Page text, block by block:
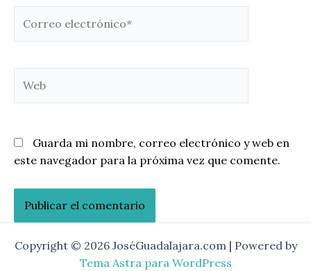
electrónico*
Guarda mi nombre, correo electrónico y web en
este navegador para la próxima vez que comente.
Copyright © 2026 JoséGuadalajara.com | Powered by
Tema Astra para WordPress